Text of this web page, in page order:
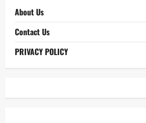
About Us
Contact Us
PRIVACY POLICY